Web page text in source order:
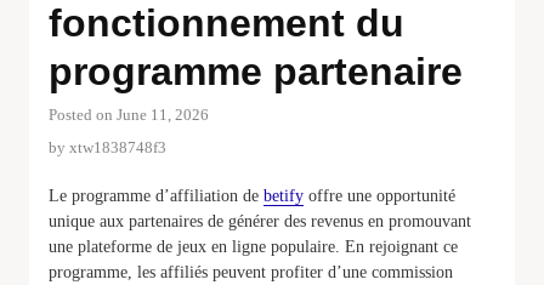
fonctionnement du
programme partenaire
Posted on June 11, 2026
by xtw1838748f3
Le programme d’affiliation de betify offre une opportunité
unique aux partenaires de générer des revenus en promouvant
une plateforme de jeux en ligne populaire. En rejoignant ce
programme, les affiliés peuvent profiter d’une commission